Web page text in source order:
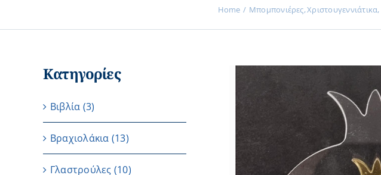
Home Μπομπονιέρες Χριστουγεννιάτικα
Κατηγορίες
Βιβλία (3)
Βραχιολάκια (13)
Γλαστρούλες (10)